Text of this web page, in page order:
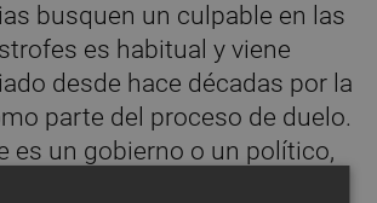
busquen un culpable en las
es habitual y viene
desde hace décadas por la
parte del proceso de duelo.
es un gobierno o un político,
con ello y aguantarse.